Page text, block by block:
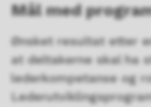
Mål med
Ønsket resultat etter
at deltakerne skal ha
lederkompetanse og